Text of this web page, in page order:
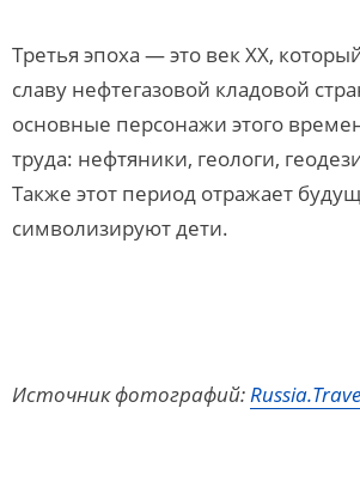
Третья эпоха — это век XX,
славу нефтегазовой кладовой
основные персонажи этого
труда: нефтяники, геологи,
Также этот период отражает
символизируют дети.
Источник фотографий: